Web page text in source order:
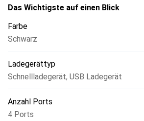
Das Wichtigste auf einen Blick
Farbe
Schwarz
Ladegerättyp
Schnellladegerät, USB Ladegerät
Anzahl Ports
4 Ports